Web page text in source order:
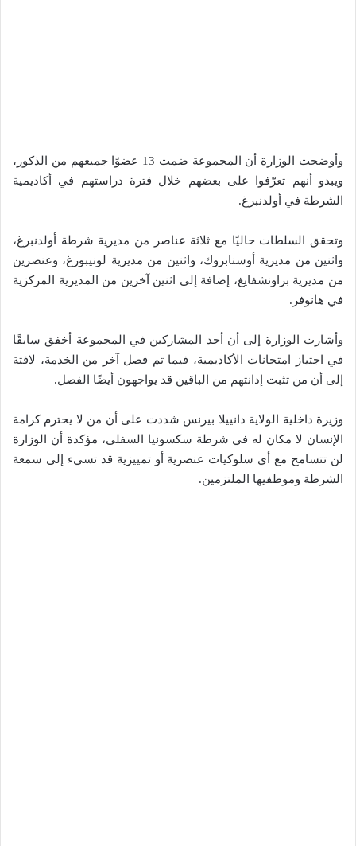
وأوضحت الوزارة أن المجموعة ضمت 13 عضوًا جميعهم من الذكور،
ويبدو أنهم تعرّفوا على بعضهم خلال فترة دراستهم في أكاديمية
الشرطة في أولدنبرغ.
وتحقق السلطات حاليًا مع ثلاثة عناصر من مديرية شرطة أولدنبرغ،
واثنين من مديرية أوسنابروك، واثنين من مديرية لونيبورغ، وعنصرين
من مديرية براونشفايغ، إضافة إلى اثنين آخرين من المديرية المركزية
في هانوفر.
وأشارت الوزارة إلى أن أحد المشاركين في المجموعة أخفق سابقًا
في اجتياز امتحانات الأكاديمية، فيما تم فصل آخر من الخدمة، لافتة
إلى أن من تثبت إدانتهم من الباقين قد يواجهون أيضًا الفصل.
وزيرة داخلية الولاية دانييلا بيرنس شددت على أن من لا يحترم كرامة
الإنسان لا مكان له في شرطة سكسونيا السفلى، مؤكدة أن الوزارة
لن تتسامح مع أي سلوكيات عنصرية أو تمييزية قد تسيء إلى سمعة
الشرطة وموظفيها الملتزمين.